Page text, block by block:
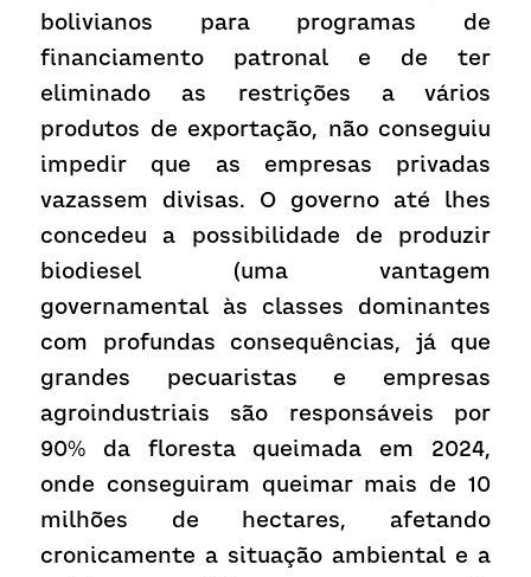
bolivianos para programas de
financiamento patronal e de ter
eliminado as restrições a vários
produtos de exportação, não conseguiu
impedir que as empresas privadas
vazassem divisas. O governo até lhes
concedeu a possibilidade de produzir
biodiesel (uma vantagem
governamental às classes dominantes
com profundas consequências, já que
grandes pecuaristas e empresas
agroindustriais são responsáveis ​​por
90% da floresta queimada em 2024,
onde conseguiram queimar mais de 10
milhões de hectares, afetando
cronicamente a situação ambiental e a